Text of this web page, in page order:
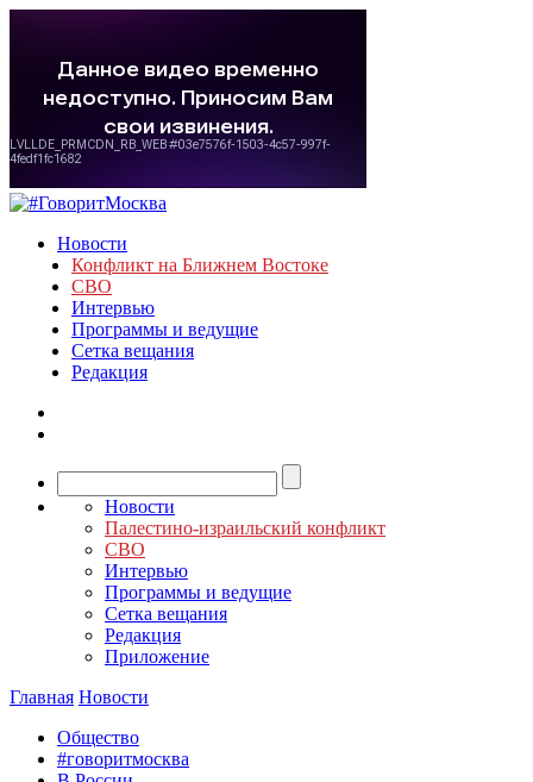
Новости
Конфликт на Ближнем Востоке
СВО
Интервью
Программы и ведущие
Сетка вещания
Редакция
Новости
Палестино-израильский конфликт
СВО
Интервью
Программы и ведущие
Сетка вещания
Редакция
Приложение
Главная Новости
Общество
#говоритмосква